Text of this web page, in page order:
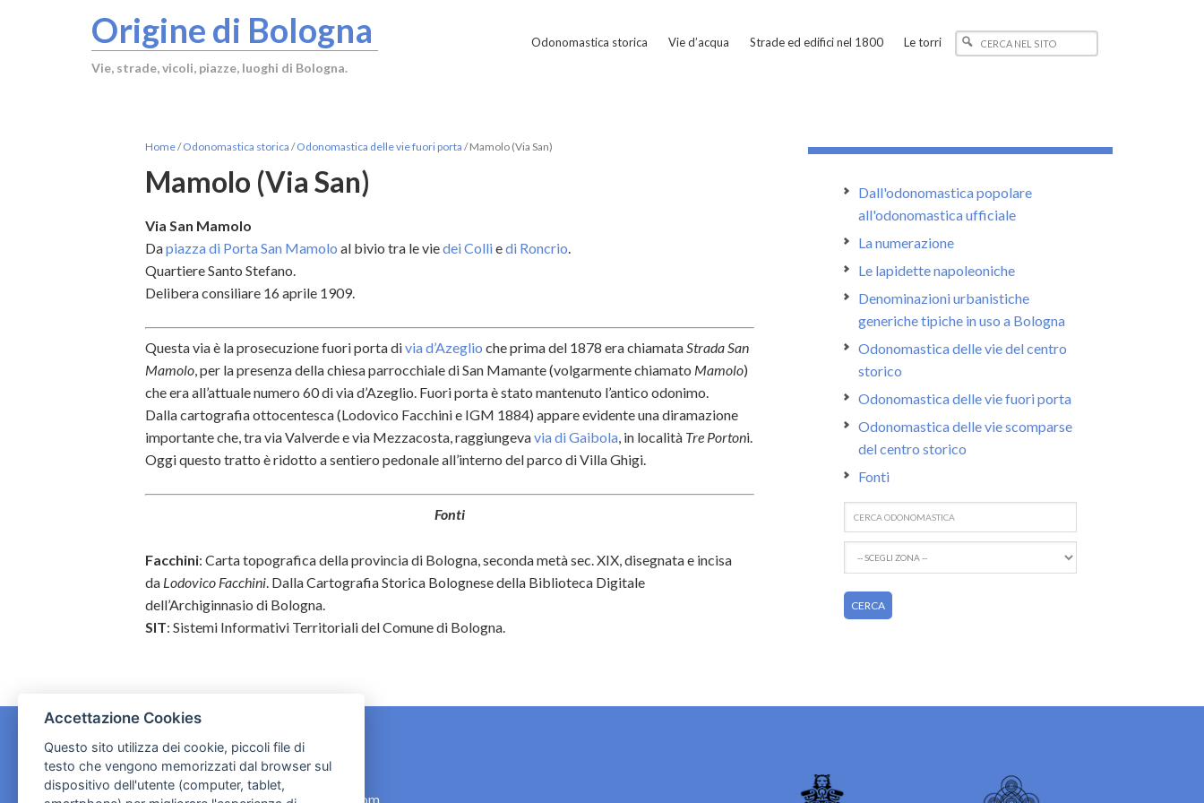
Origine di Bologna
Vie, strade, vicoli, piazze, luoghi di Bologna.
Odonomastica storica Vie d’acqua Strade ed edifici nel 1800 Le torri
Home/ Odonomastica storica / Odonomastica delle vie fuori porta /Mamolo (Via San)
Mamolo (Via San)
Via San Mamolo
Dapiazza di Porta San Mamolo al bivio tra le viedei Colliedi Roncrio.
Quartiere Santo Stefano.
Delibera consiliare 16 aprile 1909.
Questa via è la prosecuzione fuori porta divia d’Azeglio che prima del 1878 era chiamataStrada San
Mamolo, per la presenza della chiesa parrocchiale di San Mamante (volgarmente chiamato Mamolo)
che era all’attuale numero 60 di via d’Azeglio. Fuori porta è stato mantenuto l’antico odonimo.
Dalla cartografia ottocentesca (Lodovico Facchini e IGM 1884) appare evidente una diramazione
importante che, tra via Valverde e via Mezzacosta, raggiungevavia di Gaibola, in località Tre Portoni.
Oggi questo tratto è ridotto a sentiero pedonale all’interno del parco di Villa Ghigi.
Fonti
Facchini: Carta topografica della provincia di Bologna, seconda metà sec. XIX, disegnata e incisa
da Lodovico Facchini. Dalla Cartografia Storica Bolognese della Biblioteca Digitale
dell’Archiginnasio di Bologna.
SIT: Sistemi Informativi Territoriali del Comune di Bologna.
Dall'odonomastica popolare
all'odonomastica ufficiale
La numerazione
Le lapidette napoleoniche
Denominazioni urbanistiche
generiche tipiche in uso a Bologna
Odonomastica delle vie del centro
storico
Odonomastica delle vie fuori porta
Odonomastica delle vie scomparse
del centro storico
Fonti
CONTATTI
contact.originebologna@gmail.com
Accettazione Cookies
Questo sito utilizza dei cookie, piccoli file di
testo che vengono memorizzati dal browser sul
dispositivo dell'utente (computer, tablet,